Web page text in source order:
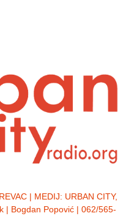
| MEDIJ: URBAN CITY,
| Bogdan Popović | 062/565-